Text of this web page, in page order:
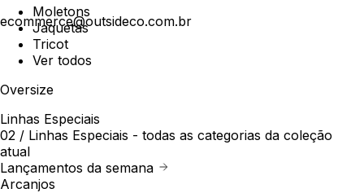
ecommerce@outsideco.com.br
Moletons
Jaquetas
Tricot
Ver todos
Oversize
Linhas Especiais
02 / Linhas Especiais - todas as categorias da coleção
atual
Lançamentos da semana
Arcanjos